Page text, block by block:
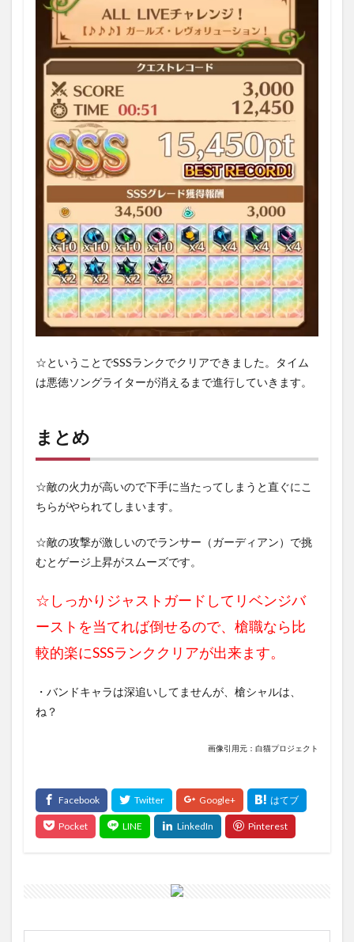
☆ということでSSSランクでクリアできました。タイム
は悪徳ソングライターが消えるまで進行していきます。
まとめ
☆敵の火力が高いので下手に当たってしまうと直ぐにこ
ちらがやられてしまいます。
☆敵の攻撃が激しいのでランサー（ガーディアン）で挑
むとゲージ上昇がスムーズです。
☆しっかりジャストガードしてリベンジバ
ーストを当てれば倒せるので、槍職なら比
較的楽にSSSランククリアが出来ます。
・バンドキャラは深追いしてませんが、槍シャルは、
ね？
画像引用元：白猫プロジェクト